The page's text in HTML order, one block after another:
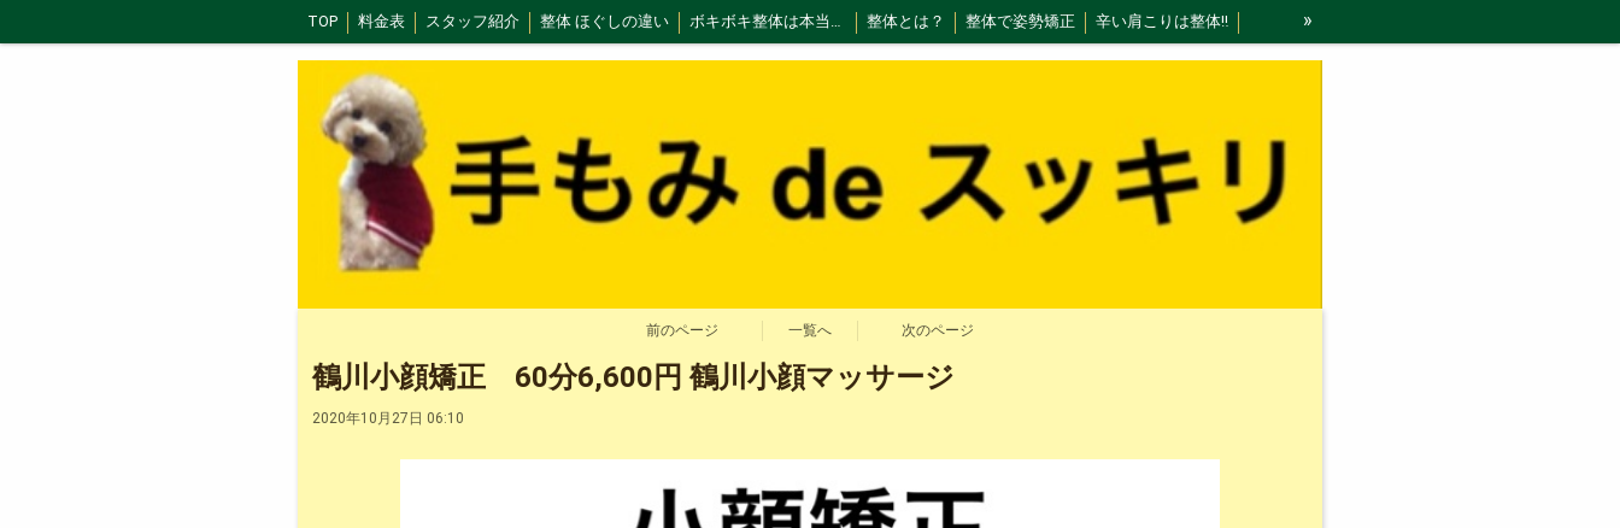
TOP 料金表 スタッフ紹介 整体 ほぐしの違い ボキボキ整体は本当に危険！ 整体とは？ 整体で姿勢矯正 辛い肩こりは整体‼️
辛い腰痛は骨盤矯正で改善！ マスク、気圧よる頭痛 整体で免疫力UP‼️ 駐車場マップ 初めてご利用される方 オススメ！整体コース
もみほぐしコース
小顔矯正おすすめポイント 小顔矯正Q＆A アクセス サイトマップ ご意見箱
»
前のページ 一覧へ 次のページ
鶴川小顔矯正 60分6,600円 鶴川小顔マッサージ
2020年10月27日 06:10